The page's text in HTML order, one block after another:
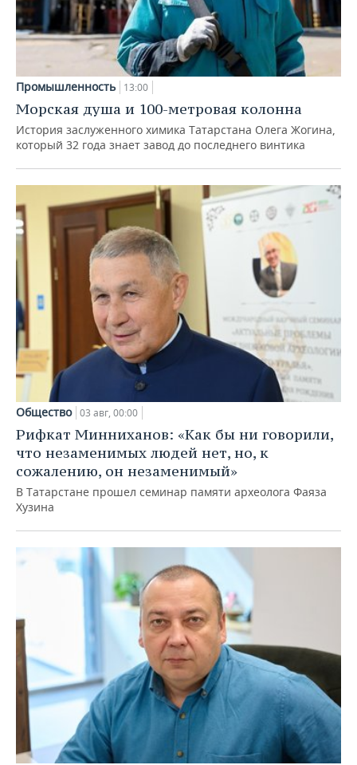
Промышленность 13:00
Морская душа и 100-метровая колонна
История заслуженного химика Татарстана Олега Жогина,
который 32 года знает завод до последнего винтика
Общество 03 авг, 00:00
Рифкат Минниханов: «Как бы ни говорили,
что незаменимых людей нет, но, к
сожалению, он незаменимый»
В Татарстане прошел семинар памяти археолога Фаяза
Хузина